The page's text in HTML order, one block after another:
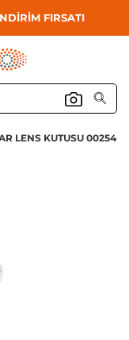
FIRSATI
LENS KUTUSU 00254